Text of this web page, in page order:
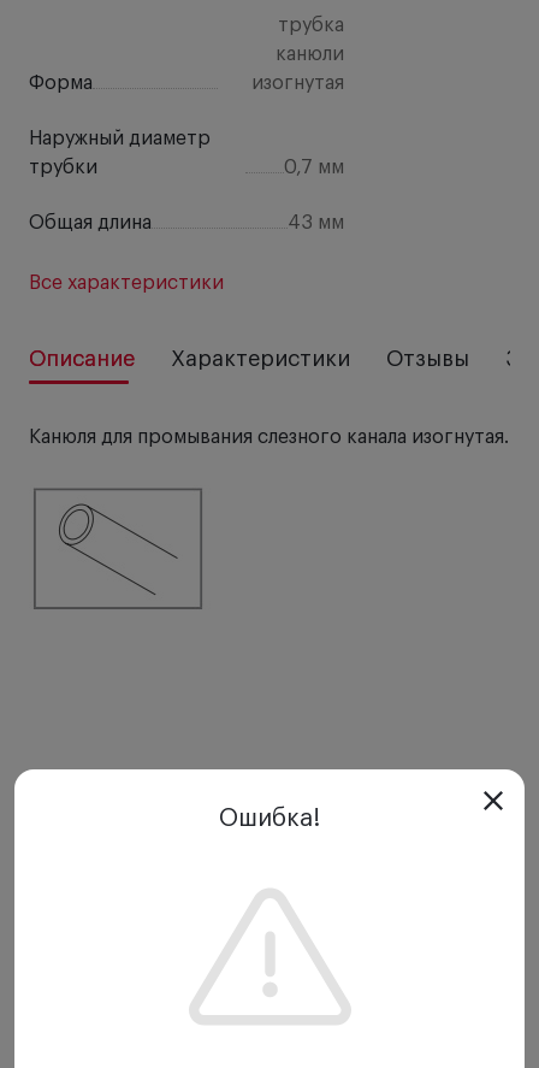
Форма
трубка
канюли
изогнутая
Наружный диаметр
трубки
0,7 мм
Общая длина 43 мм
Все характеристики
Описание Характеристики Отзывы
Канюля для промывания слезного канала изогнутая.
Показать еще
Ошибка!